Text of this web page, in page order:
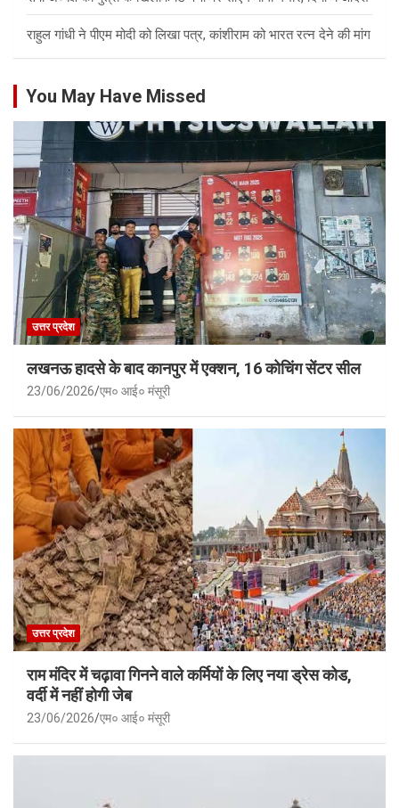
राहुल गांधी ने पीएम मोदी को लिखा पत्र, कांशीराम को भारत रत्न देने की मांग
You May Have Missed
उत्तर प्रदेश
लखनऊ हादसे के बाद कानपुर में एक्शन, 16 कोचिंग सेंटर सील
23/06/2026 एम० आई० मंसूरी
उत्तर प्रदेश
राम मंदिर में चढ़ावा गिनने वाले कर्मियों के लिए नया ड्रेस कोड,
वर्दी में नहीं होगी जेब
23/06/2026 एम० आई० मंसूरी